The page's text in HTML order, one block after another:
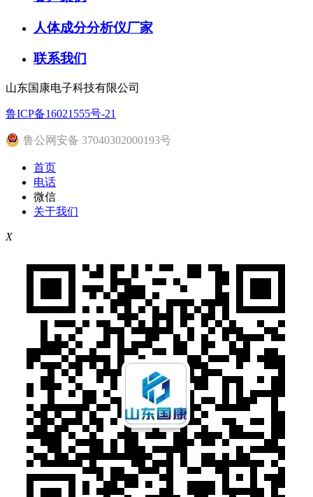
人体成分分析仪厂家
联系我们
山东国康电子科技有限公司
鲁ICP备16021555号-21
鲁公网安备 37040302000193号
首页
电话
微信
关于我们
X